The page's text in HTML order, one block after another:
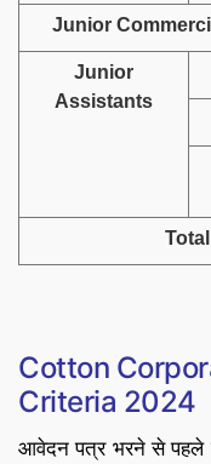
Junior
Junior
Assistants
Total
Cotton
Criteria 2024
आवेदन पत्र भरने से पहले